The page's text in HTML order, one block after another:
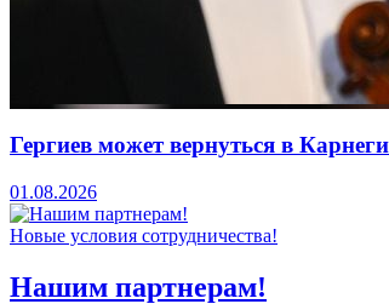
Гергиев может вернуться в
01.08.2026
Новые условия сотрудничества!
Нашим партнерам!